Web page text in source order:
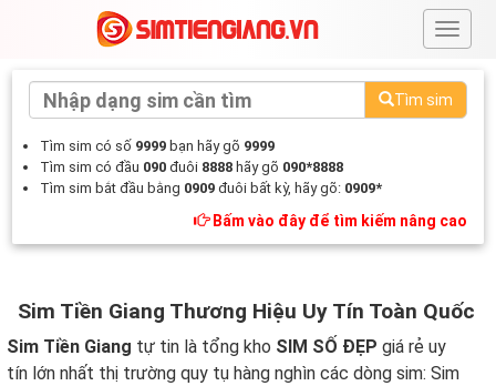
#
Tìm sim
Tìm sim có số 9999 bạn hãy gõ 9999
Tìm sim có đầu 090 đuôi 8888 hãy gõ 090*8888
Tìm sim bắt đầu bằng 0909 đuôi bất kỳ, hãy gõ: 0909*
Bấm vào đây để tìm kiếm nâng cao
Sim Tiền Giang Thương Hiệu Uy Tín Toàn Quốc
Sim Tiền Giang tự tin là tổng kho SIM SỐ ĐẸP giá rẻ uy
tín lớn nhất thị trường quy tụ hàng nghìn các dòng sim: Sim